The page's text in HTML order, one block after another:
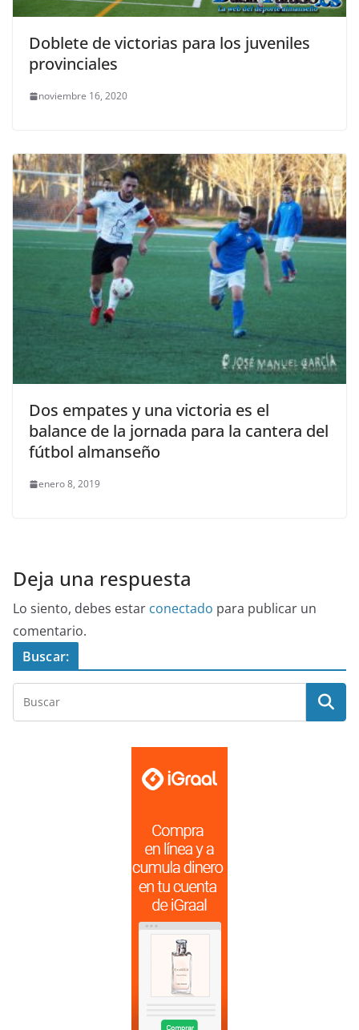
Doblete de victorias para los juveniles
provinciales
noviembre 16, 2020
Dos empates y una victoria es el
balance de la jornada para la cantera del
fútbol almanseño
enero 8, 2019
Deja una respuesta
Lo siento, debes estar conectado para publicar un
comentario.
Buscar: